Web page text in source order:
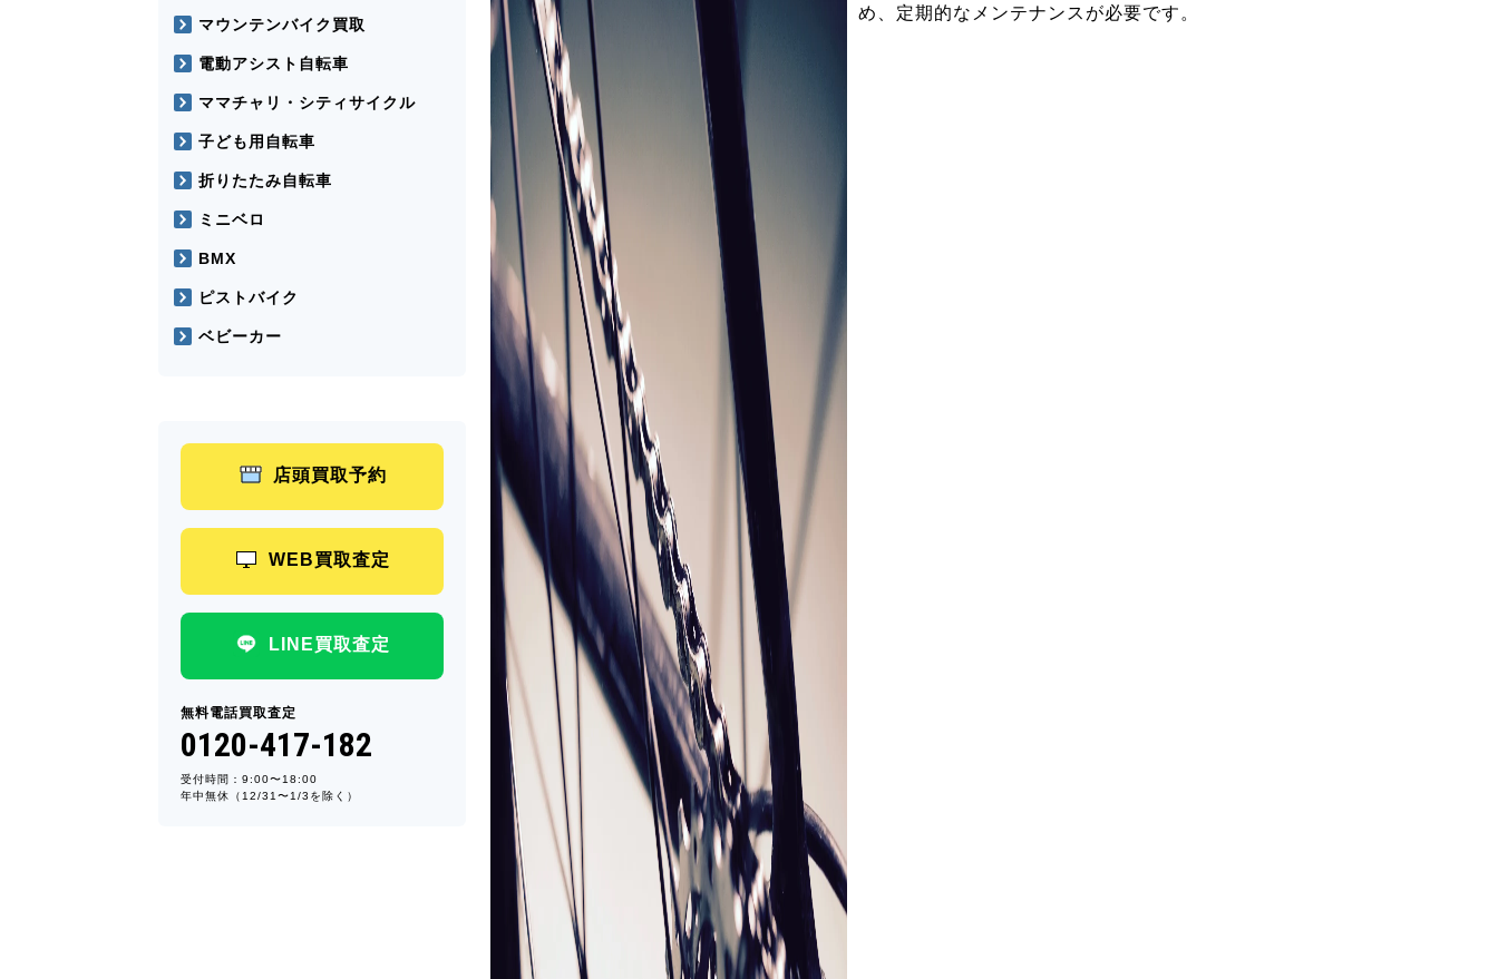
め、定期的なメンテナンスが必要です。
マウンテンバイク買取
電動アシスト自転車
ママチャリ・シティサイクル
子ども用自転車
折りたたみ自転車
ミニベロ
BMX
ピストバイク
ベビーカー
店頭買取予約
WEB買取査定
LINE買取査定
無料電話買取査定
0120-417-182
受付時間：9:00〜18:00
年中無休（12/31〜1/3を除く）